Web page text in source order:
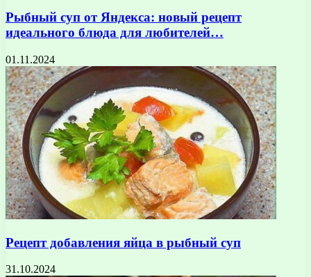
Рыбный суп от Яндекса: новый рецепт
идеального блюда для любителей…
01.11.2024
Рецепт добавления яйца в рыбный суп
31.10.2024